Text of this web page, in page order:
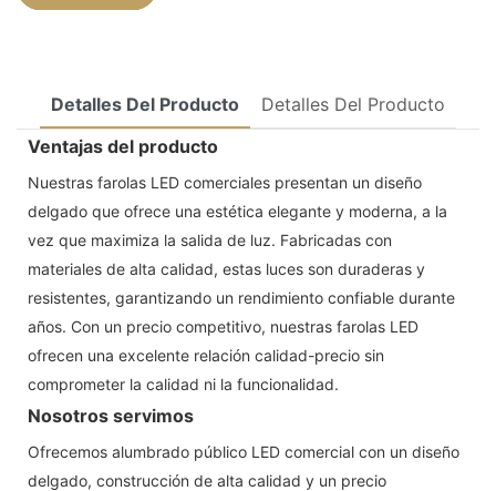
Detalles Del Producto
Detalles Del Producto
Ventajas del producto
Nuestras farolas LED comerciales presentan un diseño
delgado que ofrece una estética elegante y moderna, a la
vez que maximiza la salida de luz. Fabricadas con
materiales de alta calidad, estas luces son duraderas y
resistentes, garantizando un rendimiento confiable durante
años. Con un precio competitivo, nuestras farolas LED
ofrecen una excelente relación calidad-precio sin
comprometer la calidad ni la funcionalidad.
Nosotros servimos
Ofrecemos alumbrado público LED comercial con un diseño
delgado, construcción de alta calidad y un precio